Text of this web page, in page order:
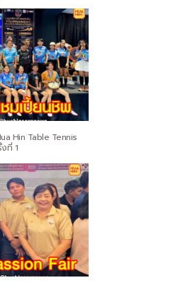
Hin Table Tennis
ที่ 1